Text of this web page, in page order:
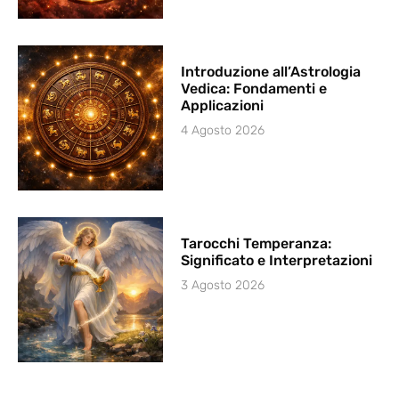
Introduzione all’Astrologia
Vedica: Fondamenti e
Applicazioni
4 Agosto 2026
Tarocchi Temperanza:
Significato e Interpretazioni
3 Agosto 2026